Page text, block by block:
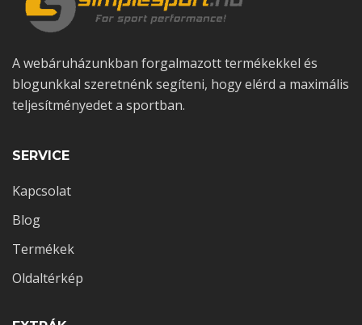
2026-05-25
A webáruházunkban forgalmazott termékekkel és
blogunkkal szeretnénk segíteni, hogy elérd a maximális
teljesítményedet a sportban.
SERVICE
Kapcsolat
Blog
Termékek
Oldaltérkép